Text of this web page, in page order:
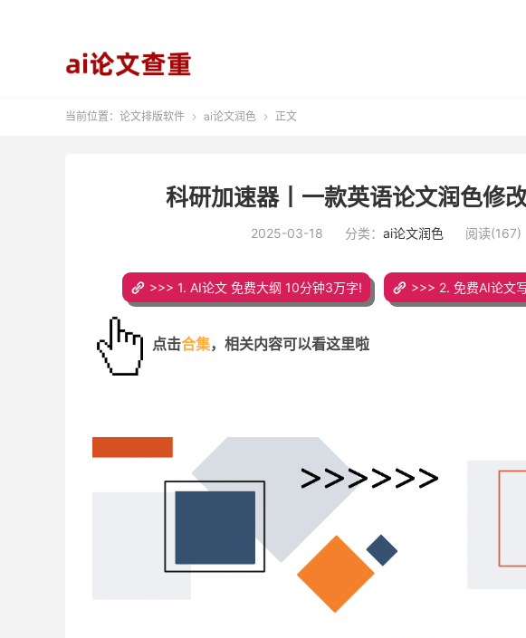
当前位置： 论文排版软件  ai论文润色  正文
科研加速器丨一款英语论文润色
2025-03-18 分类： ai论文润色 阅读(167)
>>> 1. AI论文 免费大纲 10分钟3万字! >>> 2. 免费AI论文
点击合集， 相关内容可以看这里啦